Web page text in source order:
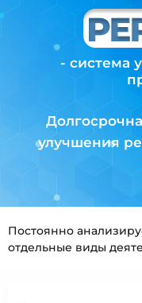
- система
улучшения
Постоянно
отдельные виды